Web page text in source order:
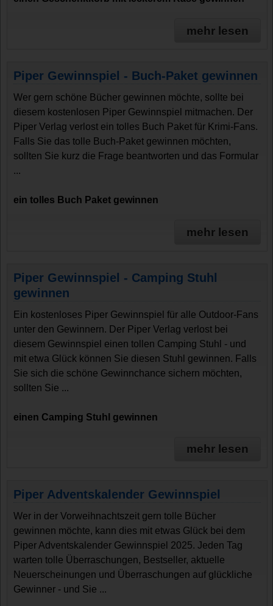
mehr lesen
Piper Gewinnspiel - Buch-Paket gewinnen
Wer gern schöne Bücher gewinnen möchte, sollte bei
diesem kostenlosen Piper Gewinnspiel mitmachen. Der
Piper Verlag verlost ein tolles Buch Paket für Krimi-Fans.
Falls Sie das tolle Buch-Paket gewinnen möchten,
sollten Sie kurz die Frage beantworten und das Formular
...
ein tolles Buch Paket gewinnen
mehr lesen
Piper Gewinnspiel - Camping Stuhl
gewinnen
Ein kostenloses Piper Gewinnspiel für alle Outdoor-Fans
unter den Gewinnern. Der Piper Verlag verlost bei
diesem Gewinnspiel einen tollen Camping Stuhl - und
mit etwa Glück können Sie diesen Stuhl gewinnen. Falls
Sie sich die schöne Gewinnchance sichern möchten,
sollten Sie ...
einen Camping Stuhl gewinnen
mehr lesen
Piper Adventskalender Gewinnspiel
Wer in der Vorweihnachtszeit gern tolle Bücher
gewinnen möchte, kann dies mit etwas Glück bei dem
Piper Adventskalender Gewinnspiel 2025. Jeden Tag
warten tolle Überraschungen, Bestseller, aktuelle
Neuerscheinungen und Überraschungen auf glückliche
Gewinner - und Sie ...